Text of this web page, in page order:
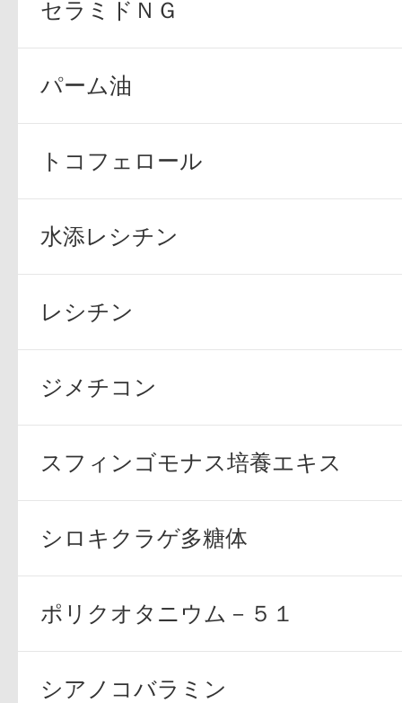
セラミドＮＧ
パーム油
トコフェロール
水添レシチン
レシチン
ジメチコン
スフィンゴモナス培養エキス
シロキクラゲ多糖体
ポリクオタニウム－５１
シアノコバラミン